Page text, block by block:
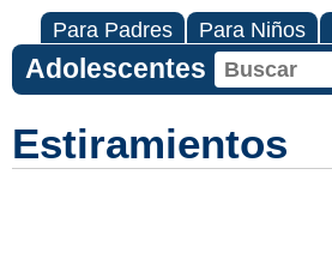
Para Padres Para Niños
Adolescentes
Estiramientos